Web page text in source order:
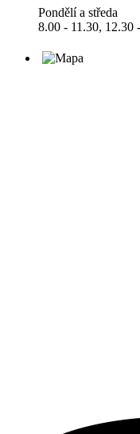
Pondělí a středa
8.00 - 11.30, 12.30